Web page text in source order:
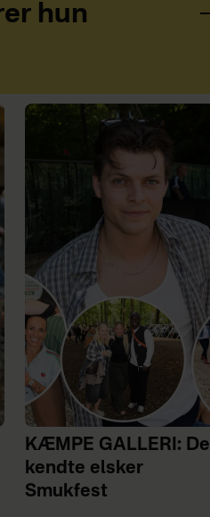
hun
KÆMPE GALLERI: De
kendte elsker
Smukfest